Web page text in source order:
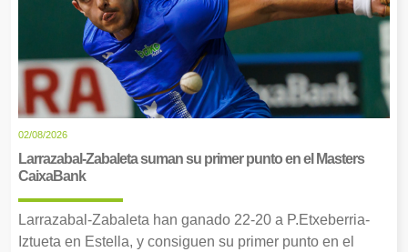
02/08/2026
Larrazabal-Zabaleta suman su primer punto en el Masters
CaixaBank
Larrazabal-Zabaleta han ganado 22-20 a P.Etxeberria-
Iztueta en Estella, y consiguen su primer punto en el